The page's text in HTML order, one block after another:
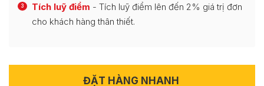
3 Tích luỹ điểm - Tích luỹ điểm lên đến 2% giá trị đơn
cho khách hàng thân thiết.
ĐẶT HÀNG NHANH